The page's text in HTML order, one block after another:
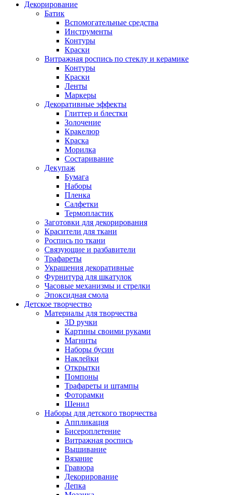
Декорирование
Батик
Вспомогательные средства
Инструменты
Контуры
Краски
Витражная роспись по стеклу и керамике
Контуры
Краски
Ленты
Маркеры
Декоративные эффекты
Глиттер и блестки
Золочение
Кракелюр
Краска
Морилка
Состаривание
Декупаж
Бумага
Наборы
Пленка
Салфетки
Термопластик
Заготовки для декорирования
Красители для ткани
Роспись по ткани
Связующие и разбавители
Трафареты
Украшения декоративные
Фурнитура для шкатулок
Часовые механизмы и стрелки
Эпоксидная смола
Детское творчество
Материалы для творчества
3D ручки
Картины своими руками
Магниты
Наборы бусин
Наклейки
Открытки
Помпоны
Трафареты и штампы
Фоторамки
Шенил
Наборы для детского творчества
Аппликация
Бисероплетение
Витражная роспись
Вышивание
Вязание
Гравюра
Декорирование
Лепка